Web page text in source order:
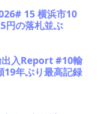
15 横浜市10
円の落札並ぶ
出入Report #10輸
年ぶり最高記録